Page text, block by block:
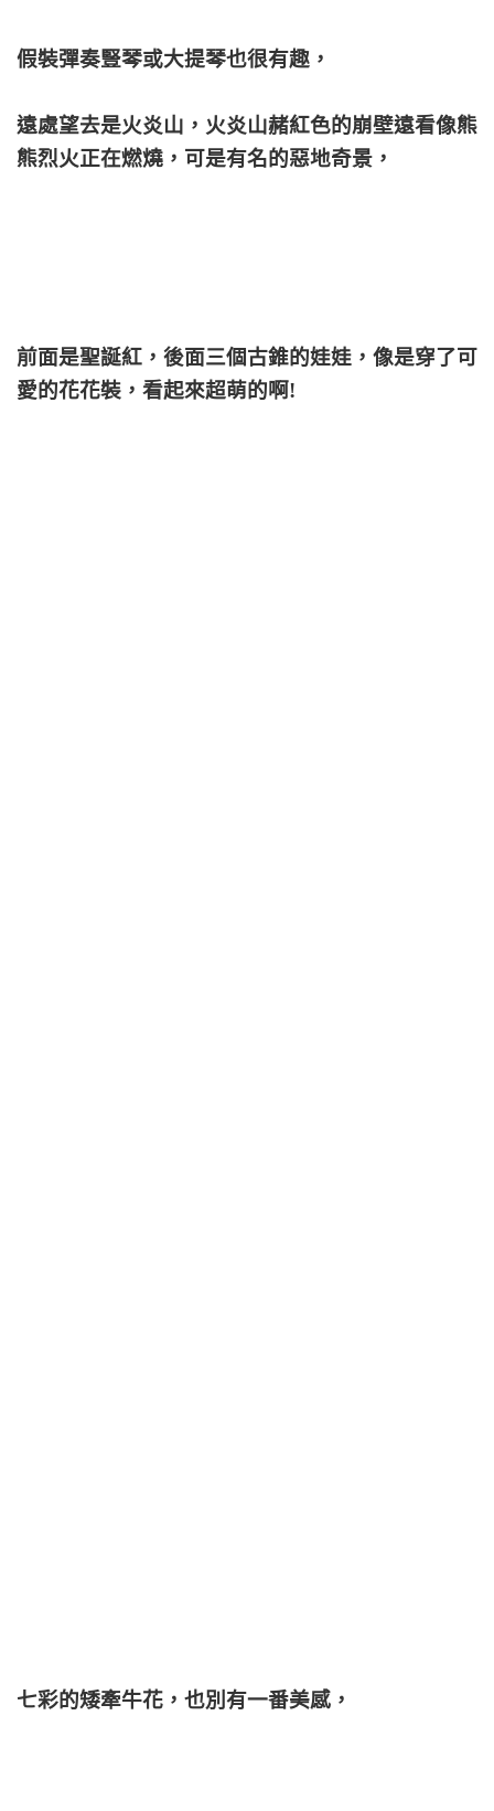
假裝彈奏豎琴或大提琴也很有趣，
遠處望去是火炎山，火炎山赭紅色的崩壁遠看像熊
熊烈火正在燃燒，可是有名的惡地奇景，
前面是聖誕紅，後面三個古錐的娃娃，像是穿了可
愛的花花裝，看起來超萌的啊!
七彩的矮牽牛花，也別有一番美感，